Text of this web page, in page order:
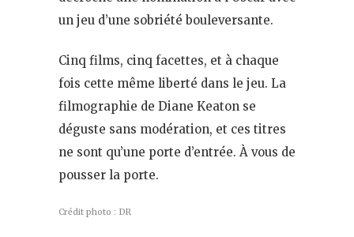
un jeu d’une sobriété bouleversante.
Cinq films, cinq facettes, et à chaque
fois cette même liberté dans le jeu. La
filmographie de Diane Keaton se
déguste sans modération, et ces titres
ne sont qu’une porte d’entrée. À vous de
pousser la porte.
Crédit photo : DR